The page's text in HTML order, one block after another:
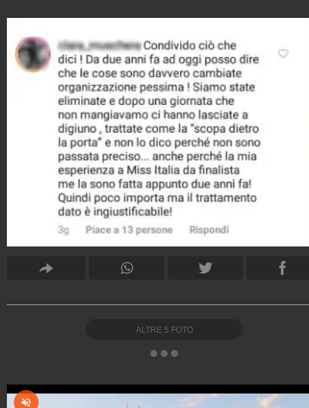
ALTRE 5 FOTO